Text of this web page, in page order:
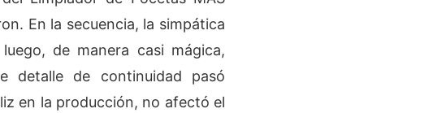
En la secuencia, la simpática
de manera casi mágica,
detalle de continuidad pasó
en la producción, no afectó el